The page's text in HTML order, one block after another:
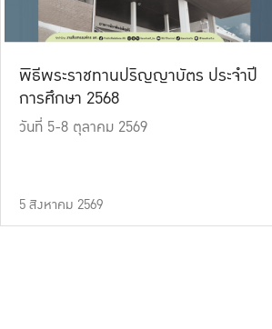
พิธีพระราชทานปริญญาบัตร ประจำปี
การศึกษา 2568
วันที่ 5-8 ตุลาคม 2569
5 สิงหาคม 2569